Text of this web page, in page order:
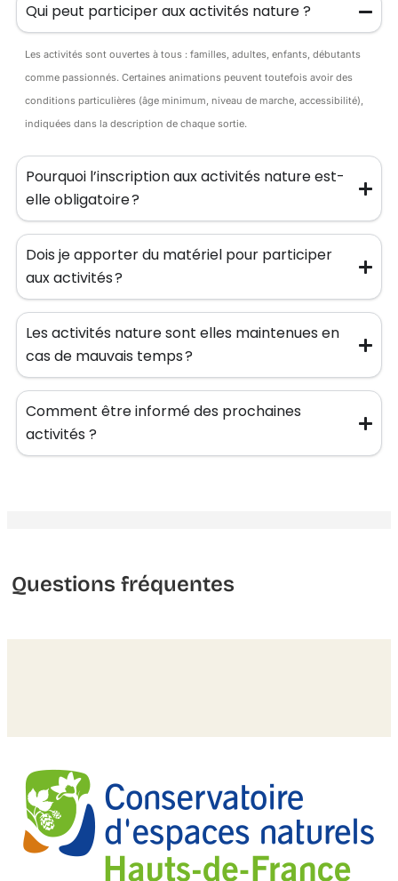
Qui peut participer aux activités nature ?
Les activités sont ouvertes à tous : familles, adultes, enfants, débutants
comme passionnés. Certaines animations peuvent toutefois avoir des
conditions particulières (âge minimum, niveau de marche, accessibilité),
indiquées dans la description de chaque sortie.
Pourquoi l’inscription aux activités nature est-
elle obligatoire ?
Dois je apporter du matériel pour participer
aux activités ?
Les activités nature sont elles maintenues en
cas de mauvais temps ?
Comment être informé des prochaines
activités ?
Questions fréquentes